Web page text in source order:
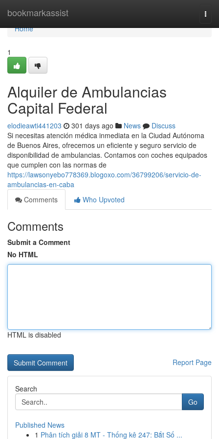
bookmarkassist
Home
Home
1
Alquiler de Ambulancias
Capital Federal
elodieawti441203 301 days ago News
Discuss
Si necesitas atención médica inmediata en la Ciudad Autónoma
de Buenos Aires, ofrecemos un eficiente y seguro servicio de
disponibilidad de ambulancias. Contamos con coches equipados
que cumplen con las normas de
https://lawsonyebo778369.blogoxo.com/36799206/servicio-de-
ambulancias-en-caba
Comments
Who Upvoted
Comments
Submit a Comment
No HTML
HTML is disabled
Report Page
Search
Go
Published News
1 Phân tích giải 8 MT - Thống kê 247: Bắt Số ...